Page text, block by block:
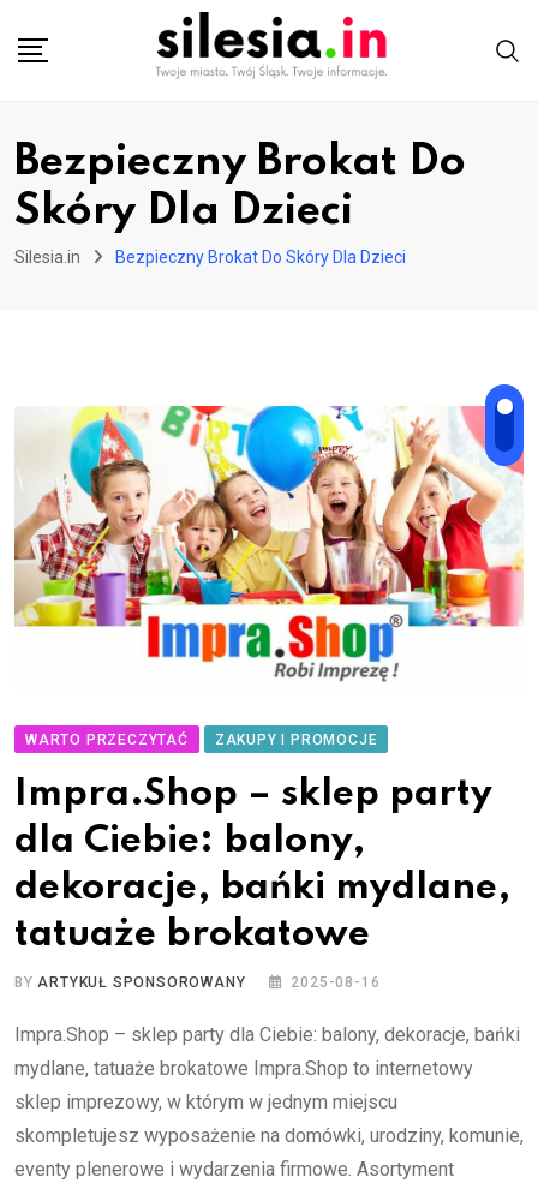
Bezpieczny Brokat Do
Skóry Dla Dzieci
Silesia.in Bezpieczny Brokat Do Skóry Dla Dzieci
WARTO PRZECZYTAĆ ZAKUPY I PROMOCJE
Impra.Shop – sklep party
dla Ciebie: balony,
dekoracje, bańki mydlane,
tatuaże brokatowe
BYARTYKUŁ SPONSOROWANY 2025-08-16
Impra.Shop – sklep party dla Ciebie: balony, dekoracje, bańki
mydlane, tatuaże brokatowe Impra.Shop to internetowy
sklep imprezowy, w którym w jednym miejscu
skompletujesz wyposażenie na domówki, urodziny, komunie,
eventy plenerowe i wydarzenia firmowe. Asortyment